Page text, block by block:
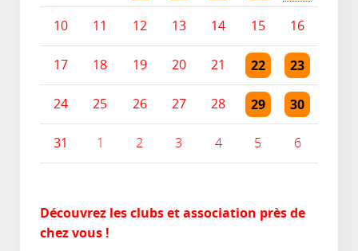
10 11 12 13 14 15 16
17 18 19 20 21 22
Un évènement
23
Un
24 25 26 27 28 29
2 évènements
30
2
31 1 2 3 4 5
Un évènement
6
Un
Découvrez les clubs et association près de
chez vous !